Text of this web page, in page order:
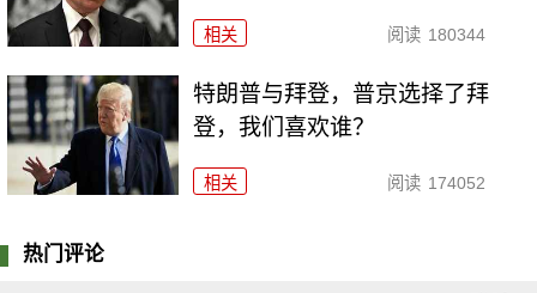
相关 阅读 180344
特朗普与拜登，普京选择了拜
登，我们喜欢谁？
相关 阅读 174052
热门评论